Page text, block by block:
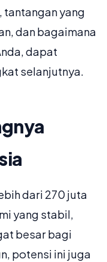
tantangan yang
dan bagaimana
dapat
selanjutnya.
dari 270 juta
yang stabil,
besar bagi
potensi ini juga